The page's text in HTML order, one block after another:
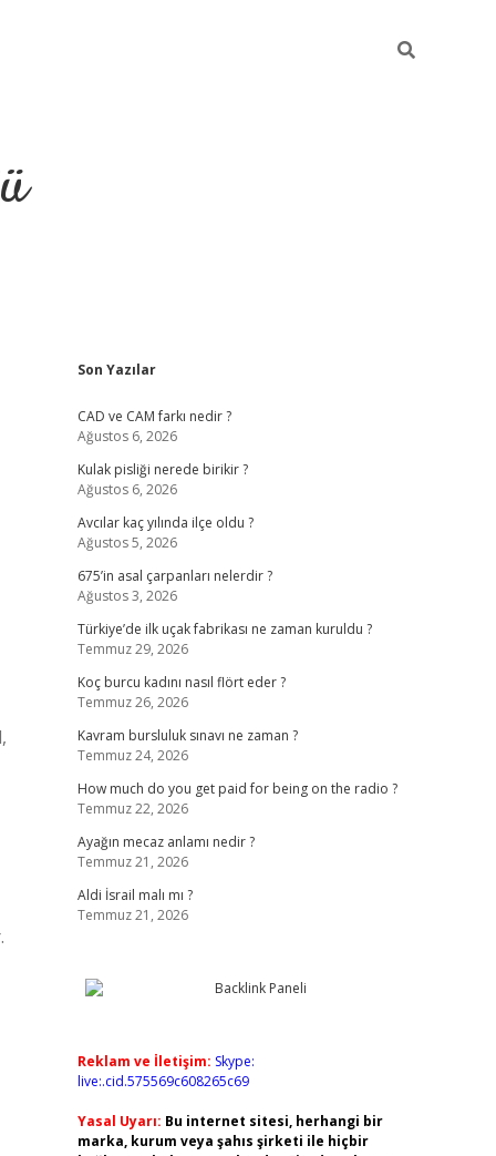
Sidebar
Son Yazılar
CAD ve CAM farkı nedir ?
Ağustos 6, 2026
Kulak pisliği nerede birikir ?
Ağustos 6, 2026
Avcılar kaç yılında ilçe oldu ?
Ağustos 5, 2026
675’in asal çarpanları nelerdir ?
Ağustos 3, 2026
Türkiye’de ilk uçak fabrikası ne zaman kuruldu ?
Temmuz 29, 2026
Koç burcu kadını nasıl flört eder ?
Temmuz 26, 2026
Kavram bursluluk sınavı ne zaman ?
Temmuz 24, 2026
How much do you get paid for being on the radio ?
Temmuz 22, 2026
Ayağın mecaz anlamı nedir ?
Temmuz 21, 2026
Aldi İsrail malı mı ?
Temmuz 21, 2026
Reklam ve İletişim: Skype:
live:.cid.575569c608265c69
Yasal Uyarı: Bu internet sitesi, herhangi bir
marka, kurum veya şahıs şirketi ile hiçbir